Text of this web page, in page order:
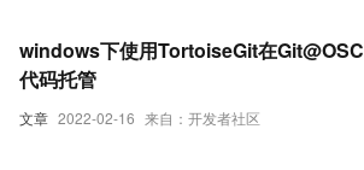
文章 2022-02-16 来自：开发者社区
windows下使用TortoiseGit在Git@OSC
代码托管